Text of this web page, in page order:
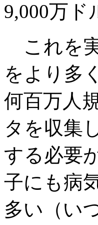
9,000万
これを
をより多
何百万人
タを収集
する必要
子にも病
多い（い